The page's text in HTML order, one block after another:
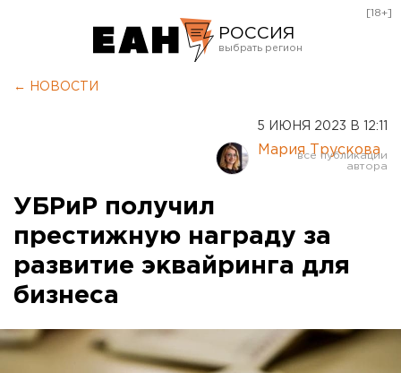
РОССИЯ
Курган
Оренбург
[18+]
← НОВОСТИ
5 ИЮНЯ 2023 В 12:11
Мария Трускова
УБРиР получил
престижную награду за
развитие эквайринга для
бизнеса